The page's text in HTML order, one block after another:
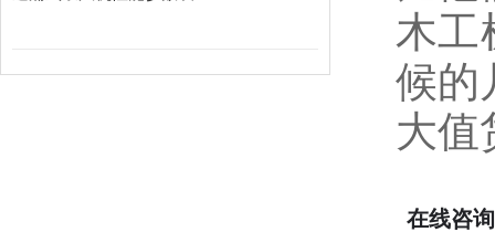
木工
候的
大值
在线咨询